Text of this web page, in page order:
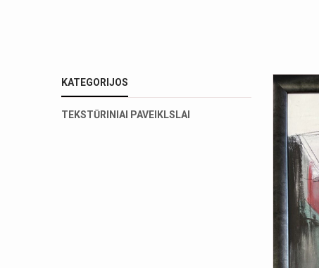
KATEGORIJOS
TEKSTŪRINIAI PAVEIKLSLAI